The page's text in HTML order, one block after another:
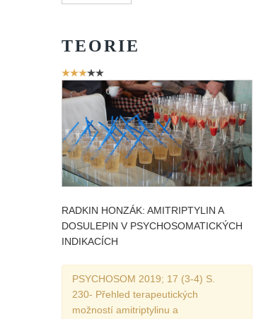
TEORIE
Hodnocení
uživatelů:3/5
RADKIN HONZÁK: AMITRIPTYLIN A
DOSULEPIN V PSYCHOSOMATICKÝCH
INDIKACÍCH
PSYCHOSOM 2019; 17 (3-4) S.
230- Přehled terapeutických
možností amitriptylinu a